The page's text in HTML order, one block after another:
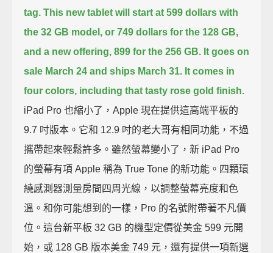
tag. This new tablet will start at 599 dollars with
the 32 GB model, or 749 dollars for the 128 GB,
and a new offering, 899 for the 256 GB. It goes on
sale March 24 and ships March 31. It comes in
four colors, including that tasty rose gold finish.
iPad Pro 也縮小了，Apple 現在提供這高端平板的
9.7 吋版本。它和 12.9 吋的老大哥有相同功能，不過
攜帶起來輕鬆許多。雖然螢幕變小了，新 iPad Pro
的螢幕有項 Apple 稱為 True Tone 的新功能。四顆環
繞感測器測量房間四周光線，以調整螢幕亮度和色
溫。和你可能想到的一樣，Pro 的名號附帶著不凡價
位。這台新平板 32 GB 的機型定價從美金 599 元開
始，或 128 GB 版本美金 749 元，還有提供一項新選